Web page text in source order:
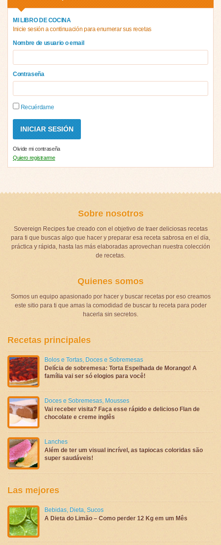
MI LIBRO DE COCINA
Inicie sesión a continuación para enumerar sus recetas
Nombre de usuario o email
Contraseña
Recuérdame
Olvide mi contraseña
Quiero registrarme
Sobre nosotros
Sovereign Recipes fue creado con el objetivo de traer deliciosas recetas
para ti que buscas algo que hacer y preparar esa receta sabrosa en el día,
práctica y rápida, hasta las más elaboradas aprovechan nuestra colección
de recetas.
Quienes somos
Somos un equipo apasionado por hacer y buscar recetas por eso creamos
este sitio para ti que amas la comodidad de buscar tu receta para poder
hacerla sin secretos.
Recetas principales
Bolos e Tortas, Doces e Sobremesas
Delícia de sobremesa: Torta Espelhada de Morango! A
família vai ser só elogios para você!
Doces e Sobremesas, Mousses
Vai receber visita? Faça esse rápido e delicioso Flan de
chocolate e creme inglês
Lanches
Além de ter um visual incrível, as tapiocas coloridas são
super saudáveis!
Las mejores
Bebidas, Dieta, Sucos
A Dieta do Limão – Como perder 12 Kg em um Mês